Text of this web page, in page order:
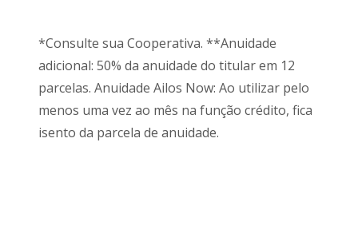
*Consulte sua Cooperativa. **Anuidade
adicional: 50% da anuidade do titular em 12
parcelas. Anuidade Ailos Now: Ao utilizar pelo
menos uma vez ao mês na função crédito, fica
isento da parcela de anuidade.